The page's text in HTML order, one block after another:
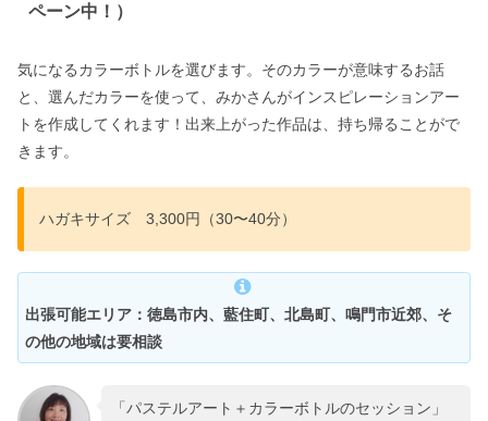
ペーン中！）
気になるカラーボトルを選びます。そのカラーが意味するお話
と、選んだカラーを使って、みかさんがインスピレーションアー
トを作成してくれます！出来上がった作品は、持ち帰ることがで
きます。
ハガキサイズ 3,300円（30〜40分）
出張可能エリア：徳島市内、藍住町、北島町、鳴門市近郊、そ
の他の地域は要相談
「パステルアート＋カラーボトルのセッション」